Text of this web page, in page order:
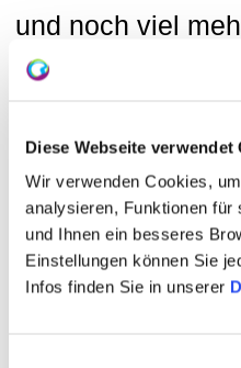
Diese Webseite verwendet
Wir verwenden Cookies,
analysieren, Funktionen für
und Ihnen ein besseres
Einstellungen können Sie
Infos finden Sie in unserer
und noch viel
IG
verschiedener Menschen,
Themen der Natur
freien Schule Herbula
hauptsächlich mit
Heilpflanzen und bieten